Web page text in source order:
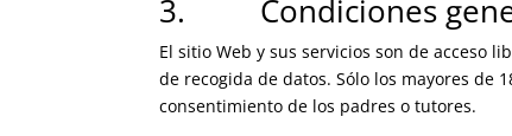
3. Condiciones
El sitio Web y sus servicios son de acceso
de recogida de datos. Sólo los mayores de
consentimiento de los padres o tutores.